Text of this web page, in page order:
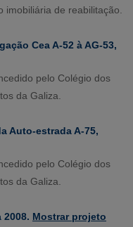
imobiliária de reabilitação.
Cea A-52 à AG-53,
pelo Colégio dos
da Galiza.
Auto-estrada A-75,
pelo Colégio dos
da Galiza.
2008. Mostrar projeto